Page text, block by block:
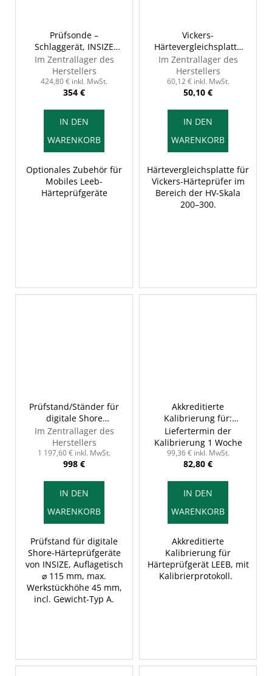
Prüfsonde –
Schlaggerät, INSIZE
HDT-LP200-D+15
Im Zentrallager des
Herstellers
424,80 € inkl. MwSt.
354 €
IN DEN
WARENKORB
Optionales Zubehör für
Mobiles Leeb-
Härteprüfgeräte
Vickers-
Härtevergleichsplatte
200~300, INSIZE HDT-B-
HV10B
Im Zentrallager des
Herstellers
60,12 € inkl. MwSt.
50,10 €
IN DEN
WARENKORB
Härtevergleichsplatte für
Vickers-Härteprüfer im
Bereich der HV-Skala
200–300.
Prüfstand/Ständer für
digitale Shore
Härteprüfer, INSIZE
ISH-DS-STANDA
Im Zentrallager des
Herstellers
1 197,60 € inkl. MwSt.
998 €
IN DEN
WARENKORB
Prüfstand für digitale
Shore-Härteprüfgeräte
von INSIZE, Auflagetisch
⌀ 115 mm, max.
Werkstückhöhe 45 mm,
incl. Gewicht-Typ A.
Akkreditierte
Kalibrierung für:
Härteprüfgerät LEEB,
mit Kalibrierprotokoll
Liefertermin der
Kalibrierung 1 Woche
99,36 € inkl. MwSt.
82,80 €
IN DEN
WARENKORB
Akkreditierte
Kalibrierung für
Härteprüfgerät LEEB, mit
Kalibrierprotokoll.